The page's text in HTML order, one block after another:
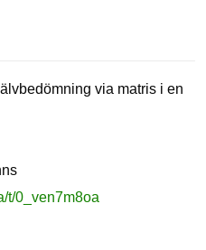
via matris i en
t/0_ven7m8oa